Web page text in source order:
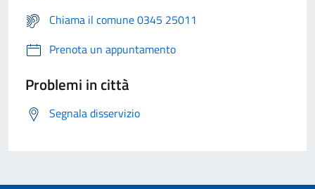
Chiama il comune 0345 25011
Prenota un appuntamento
Problemi in città
Segnala disservizio